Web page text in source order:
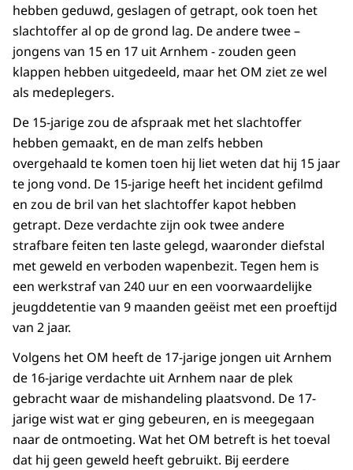
hebben geduwd, geslagen of getrapt, ook toen het
slachtoffer al op de grond lag. De andere twee –
jongens van 15 en 17 uit Arnhem - zouden geen
klappen hebben uitgedeeld, maar het OM ziet ze wel
als medeplegers.
De 15-jarige zou de afspraak met het slachtoffer
hebben gemaakt, en de man zelfs hebben
overgehaald te komen toen hij liet weten dat hij 15 jaar
te jong vond. De 15-jarige heeft het incident gefilmd
en zou de bril van het slachtoffer kapot hebben
getrapt. Deze verdachte zijn ook twee andere
strafbare feiten ten laste gelegd, waaronder diefstal
met geweld en verboden wapenbezit. Tegen hem is
een werkstraf van 240 uur en een voorwaardelijke
jeugddetentie van 9 maanden geëist met een proeftijd
van 2 jaar.
Volgens het OM heeft de 17-jarige jongen uit Arnhem
de 16-jarige verdachte uit Arnhem naar de plek
gebracht waar de mishandeling plaatsvond. De 17-
jarige wist wat er ging gebeuren, en is meegegaan
naar de ontmoeting. Wat het OM betreft is het toeval
dat hij geen geweld heeft gebruikt. Bij eerdere